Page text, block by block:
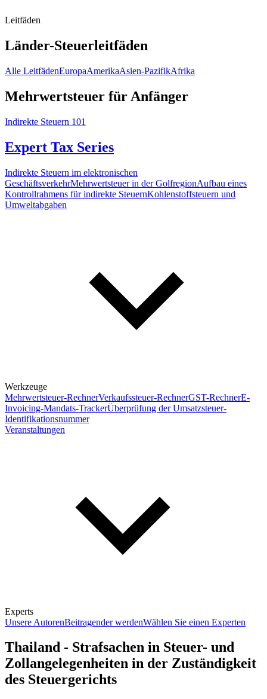
Leitfäden
Länder-Steuerleitfäden
Alle LeitfädenEuropaAmerikaAsien-PazifikAfrika
Mehrwertsteuer für Anfänger
Indirekte Steuern 101
Expert Tax Series
Indirekte Steuern im elektronischen
GeschäftsverkehrMehrwertsteuer in der GolfregionAufbau eines
Kontrollrahmens für indirekte SteuernKohlenstoffsteuern und
Umweltabgaben
Werkzeuge
Mehrwertsteuer-RechnerVerkaufssteuer-RechnerGST-RechnerE-
Invoicing-Mandats-TrackerÜberprüfung der Umsatzsteuer-
Identifikationsnummer
Veranstaltungen
Experts
Unsere AutorenBeitragender werdenWählen Sie einen Experten
Thailand - Strafsachen in Steuer- und
Zollangelegenheiten in der Zuständigkeit
des Steuergerichts